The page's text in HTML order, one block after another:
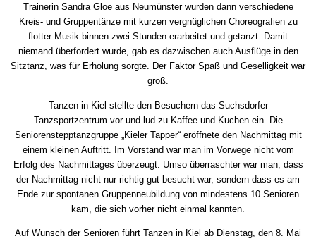
Trainerin Sandra Gloe aus Neumünster wurden dann verschiedene
Kreis- und Gruppentänze mit kurzen vergnüglichen Choreografien zu
flotter Musik binnen zwei Stunden erarbeitet und getanzt. Damit
niemand überfordert wurde, gab es dazwischen auch Ausflüge in den
Sitztanz, was für Erholung sorgte. Der Faktor Spaß und Geselligkeit war
groß.
Tanzen in Kiel stellte den Besuchern das Suchsdorfer
Tanzsportzentrum vor und lud zu Kaffee und Kuchen ein. Die
Seniorenstepptanzgruppe „Kieler Tapper“ eröffnete den Nachmittag mit
einem kleinen Auftritt. Im Vorstand war man im Vorwege nicht vom
Erfolg des Nachmittages überzeugt. Umso überraschter war man, dass
der Nachmittag nicht nur richtig gut besucht war, sondern dass es am
Ende zur spontanen Gruppenneubildung von mindestens 10 Senioren
kam, die sich vorher nicht einmal kannten.
Auf Wunsch der Senioren führt Tanzen in Kiel ab Dienstag, den 8. Mai